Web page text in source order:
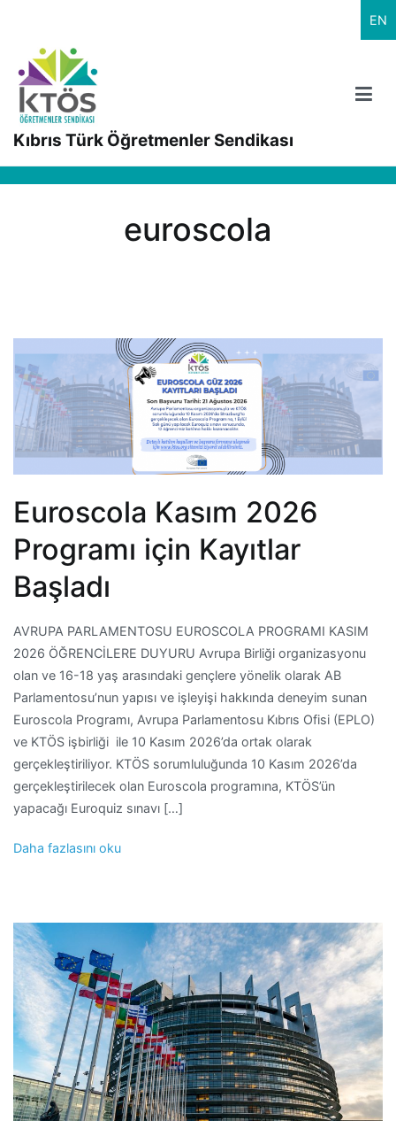
EN
Kıbrıs Türk Öğretmenler Sendikası
euroscola
Euroscola Kasım 2026
Programı için Kayıtlar
Başladı
AVRUPA PARLAMENTOSU EUROSCOLA PROGRAMI KASIM
2026 ÖĞRENCİLERE DUYURU Avrupa Birliği organizasyonu
olan ve 16-18 yaş arasındaki gençlere yönelik olarak AB
Parlamentosu’nun yapısı ve işleyişi hakkında deneyim sunan
Euroscola Programı, Avrupa Parlamentosu Kıbrıs Ofisi (EPLO)
ve KTÖS işbirliği ile 10 Kasım 2026’da ortak olarak
gerçekleştiriliyor. KTÖS sorumluluğunda 10 Kasım 2026’da
gerçekleştirilecek olan Euroscola programına, KTÖS’ün
yapacağı Euroquiz sınavı […]
Daha fazlasını oku